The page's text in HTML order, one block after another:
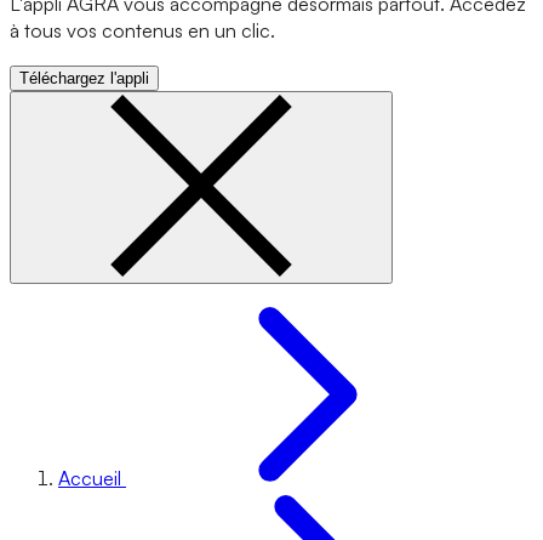
à tous vos contenus en un clic.
Téléchargez l'appli
Accueil